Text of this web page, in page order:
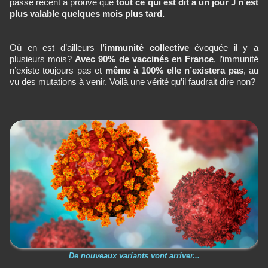
plus valable quelques mois plus tard.
Où en est d’ailleurs l’immunité collectiveévoquée il y a
plusieurs mois? Avec 90% de vaccinés en France, l’immunité
n’existe toujours pas et même à 100% elle n’existera pas, au
vu des mutations à venir. Voilà une vérité qu’il faudrait dire non?
De nouveaux variants vont arriver...